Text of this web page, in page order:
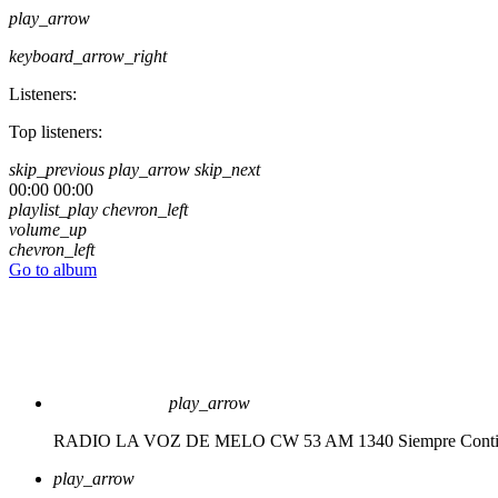
play_arrow
keyboard_arrow_right
Listeners:
Top listeners:
skip_previous play_arrow skip_next
00:00 00:00
playlist_play chevron_left
volume_up
chevron_left
Go to album
play_arrow
RADIO LA VOZ DE MELO CW 53 AM 1340 Siempre
play_arrow